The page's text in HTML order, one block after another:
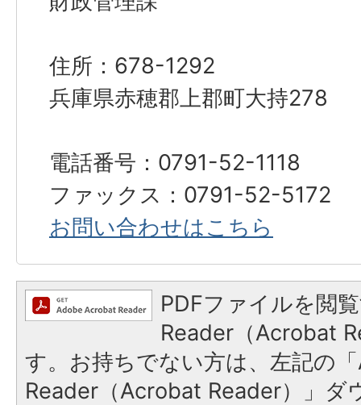
住所：678-1292
兵庫県赤穂郡上郡町大持278
電話番号：0791-52-1118
ファックス：0791-52-5172
お問い合わせはこちら
PDFファイルを閲
Reader（Acrobat
す。お持ちでない方は、左記の
Reader（Acrobat Reader）」ダ